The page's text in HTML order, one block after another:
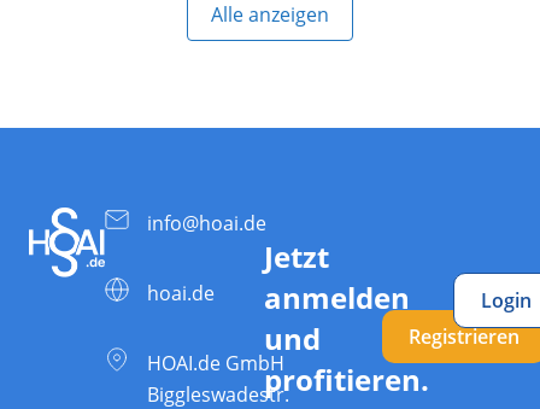
Alle anzeigen
info@hoai.de
hoai.de
HOAI.de GmbH
Biggleswadestr.
Jetzt
anmelden
und
profitieren.
Registrieren
Login